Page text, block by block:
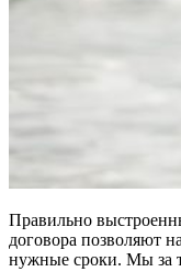
Правильно
договора позволяют
нужные сроки. Мы за